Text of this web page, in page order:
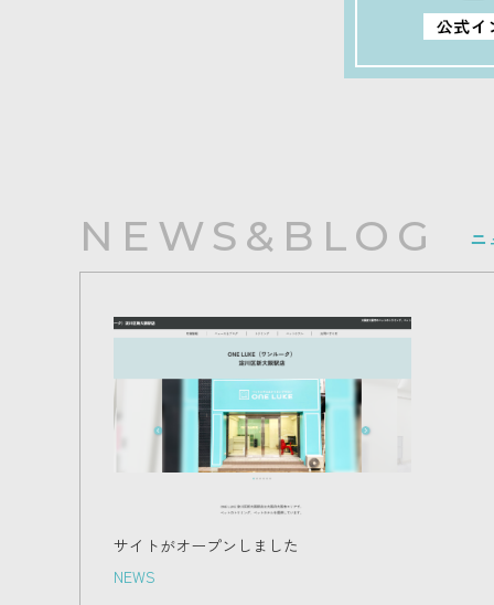
NEWS&BLOG ニ
サイトがオープンしました
NEWS